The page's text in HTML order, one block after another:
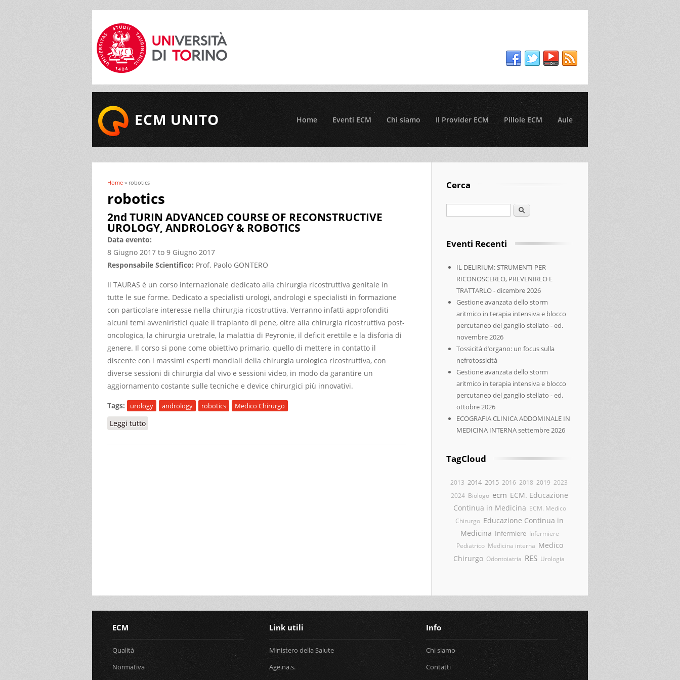
ECM UNITO Home Eventi ECM Chi siamo Il Provider ECM Pillole ECM Aule
Tu sei qui
Home » robotics
robotics
2nd TURIN ADVANCED COURSE OF RECONSTRUCTIVE
UROLOGY, ANDROLOGY & ROBOTICS
Data evento:
8 Giugno 2017 to 9 Giugno 2017
Responsabile Scientifico: Prof. Paolo GONTERO
Il TAURAS è un corso internazionale dedicato alla chirurgia ricostruttiva genitale in
tutte le sue forme. Dedicato a specialisti urologi, andrologi e specialisti in formazione
con particolare interesse nella chirurgia ricostruttiva. Verranno infatti approfonditi
alcuni temi avveniristici quale il trapianto di pene, oltre alla chirurgia ricostruttiva post-
oncologica, la chirurgia uretrale, la malattia di Peyronie, il deficit erettile e la disforia di
genere. Il corso si pone come obiettivo primario, quello di mettere in contatto il
discente con i massimi esperti mondiali della chirurgia urologica ricostruttiva, con
diverse sessioni di chirurgia dal vivo e sessioni video, in modo da garantire un
aggiornamento costante sulle tecniche e device chirurgici più innovativi.
Tags: urology andrology robotics Medico Chirurgo
Leggi tutto su 2nd TURIN ADVANCED COURSE OF RECONSTRUCTIVE UROLOGY, ANDROLOGY & ROBOTICS
Cerca
Cerca
Eventi Recenti
IL DELIRIUM: STRUMENTI PER
RICONOSCERLO, PREVENIRLO E
TRATTARLO - dicembre 2026
Gestione avanzata dello storm
aritmico in terapia intensiva e blocco
percutaneo del ganglio stellato - ed.
novembre 2026
Tossicitá d’organo: un focus sulla
nefrotossicitá
Gestione avanzata dello storm
aritmico in terapia intensiva e blocco
percutaneo del ganglio stellato - ed.
ottobre 2026
ECOGRAFIA CLINICA ADDOMINALE IN
MEDICINA INTERNA settembre 2026
TagCloud
2013 2014 2015 2016 2018 2019 2023
2024 Biologo ecm ECM. Educazione
Continua in Medicina ECM. Medico
Chirurgo Educazione Continua in
Medicina Infermiere Infermiere
Pediatrico Medicina interna Medico
Chirurgo Odontoiatria RES Urologia
ECM
Qualità
Normativa
Link utili
Ministero della Salute
Age.na.s.
Info
Chi siamo
Contatti